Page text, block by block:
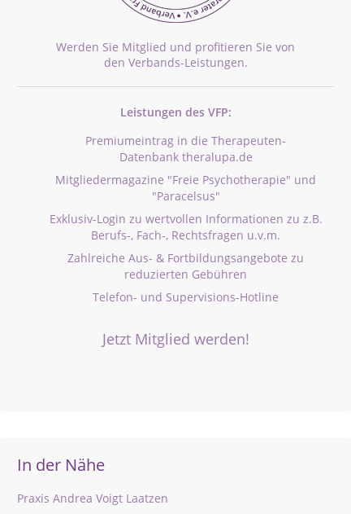
Werden Sie Mitglied und profitieren Sie von
den Verbands-Leistungen.
Leistungen des VFP:
Premiumeintrag in die Therapeuten-
Datenbank theralupa.de
Mitgliedermagazine "Freie Psychotherapie" und
"Paracelsus"
Exklusiv-Login zu wertvollen Informationen zu z.B.
Berufs-, Fach-, Rechtsfragen u.v.m.
Zahlreiche Aus- & Fortbildungsangebote zu
reduzierten Gebühren
Telefon- und Supervisions-Hotline
Jetzt Mitglied werden!
In der Nähe
Praxis Andrea Voigt Laatzen